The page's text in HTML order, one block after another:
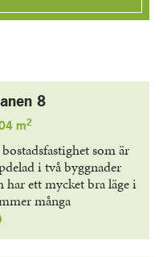
8
m2
som är
i två byggnader
har ett mycket bra läge i
många